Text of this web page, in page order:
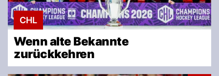
CHL
Wenn alte Bekannte
zurückkehren